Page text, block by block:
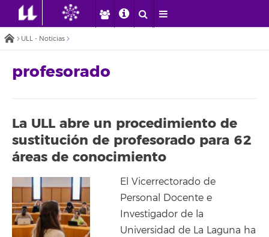
ULL - Noticias
profesorado
La ULL abre un procedimiento de
sustitución de profesorado para 62
áreas de conocimiento
El Vicerrectorado de
Personal Docente e
Investigador de la
Universidad de La Laguna ha